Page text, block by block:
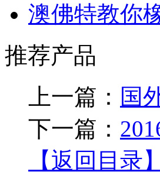
澳佛特教你
推荐产品
上一篇： 国
下一篇：
【返回目录】